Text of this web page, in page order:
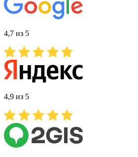
4,7 из 5
4,9 из 5